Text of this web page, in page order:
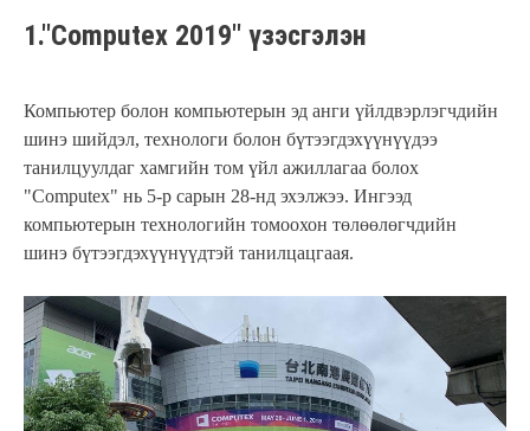
1."Computex 2019" үзэсгэлэн
Компьютер болон компьютерын эд анги үйлдвэрлэгчдийн
шинэ шийдэл, технологи болон бүтээгдэхүүнүүдээ
танилцуулдаг хамгийн том үйл ажиллагаа болох
"Computex" нь 5-р сарын 28-нд эхэлжээ. Ингээд
компьютерын технологийн томоохон төлөөлөгчдийн
шинэ бүтээгдэхүүнүүдтэй танилцацгаая.